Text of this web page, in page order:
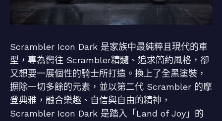
Scrambler Icon Dark 是家族中最純粹且現代的車
型，專為嚮往 Scrambler精髓、追求簡約風格，卻
又想要一展個性的騎士所打造。換上了全黑塗裝，
摒除一切多餘的元素，並以第二代 Scrambler 的摩
登典雅，融合樂趣、自信與自由的精神，
Scrambler Icon Dark 是踏入「Land of Joy」的